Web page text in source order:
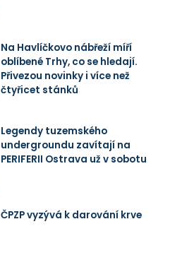
Na Havlíčkovo nábřeží míří
oblíbené Trhy, co se hledají.
Přivezou novinky i více než
čtyřicet stánků
Legendy tuzemského
undergroundu zavítají na
PERIFERII Ostrava už v sobotu
ČPZP vyzývá k darování krve